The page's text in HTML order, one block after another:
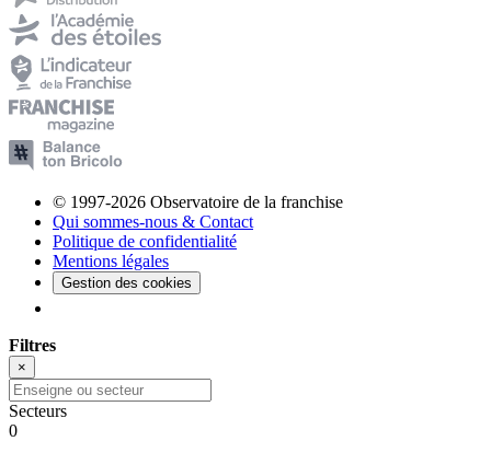
© 1997-2026 Observatoire de la franchise
Qui sommes-nous & Contact
Politique de confidentialité
Mentions légales
Gestion des cookies
Filtres
×
Secteurs
0